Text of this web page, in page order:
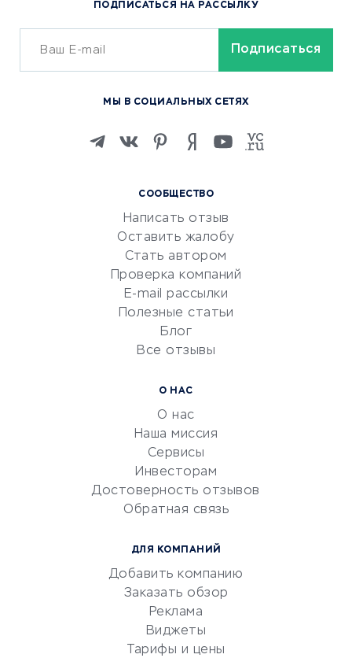
Сервисы доставки
ОБУЧЕНИЕ И РАБОТА
Изучение иностранных
Маркетинг и продажи
Репетиторство
Красота и здоровье
Сервисы по поиску работы
Сетевой маркетинг
УСЛУГИ ДЛЯ БИЗНЕСА
документооборот
Юридические компании
Бухгалтерия онлайн
СООБЩЕСТВО
Написать отзыв
Оставить жалобу
Стать автором
Проверка компаний
E-mail рассылки
Полезные статьи
Блог
Все отзывы
О НАС
О нас
Наша миссия
Сервисы
Инвесторам
Достоверность отзывов
Обратная связь
ДЛЯ КОМПАНИЙ
Добавить компанию
Заказать обзор
Реклама
Виджеты
Тарифы и цены
ПОДПИСАТЬСЯ НА РАССЫЛКУ
МЫ В СОЦИАЛЬНЫХ СЕТЯХ